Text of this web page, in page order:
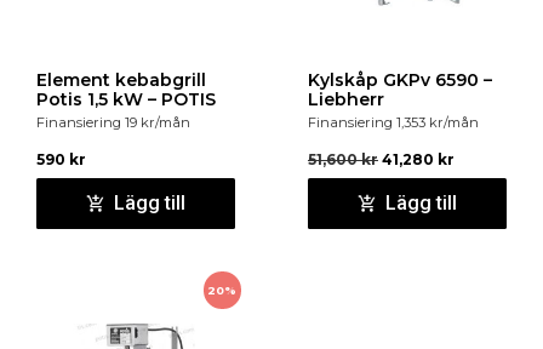
Element kebabgrill
Potis 1,5 kW – POTIS
Finansiering 19 kr/mån
590 kr
Lägg till
Kylskåp GKPv 6590 –
Liebherr
Finansiering 1,353 kr/mån
51,600kr 41,280 kr
Lägg till
20%